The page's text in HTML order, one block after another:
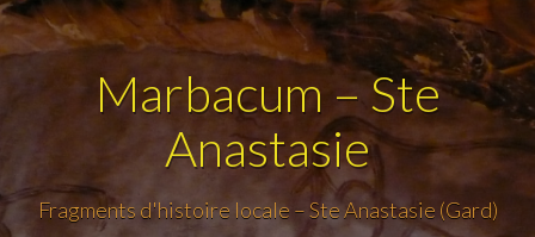
Marbacum – Ste
Anastasie
Fragments d'histoire locale – Ste Anastasie (Gard)